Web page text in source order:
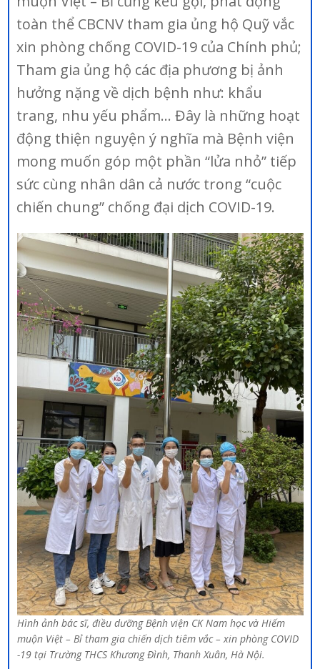
toàn thể CBCNV tham gia ủng hộ Quỹ vắc
xin phòng chống COVID-19 của Chính phủ;
Tham gia ủng hộ các địa phương bị ảnh
hưởng nặng về dịch bệnh như: khẩu
trang, nhu yếu phẩm… Đây là những hoạt
động thiện nguyện ý nghĩa mà Bệnh viện
mong muốn góp một phần “lửa nhỏ” tiếp
sức cùng nhân dân cả nước trong “cuộc
chiến chung” chống đại dịch COVID-19.
Hình ảnh bác sĩ, điều dưỡng Bệnh viện CK Nam học và Hiếm
muộn Việt – Bỉ tham gia chiến dịch tiêm vắc – xin phòng COVID
-19 tại Trường THCS Khương Đình, Thanh Xuân, Hà Nội.